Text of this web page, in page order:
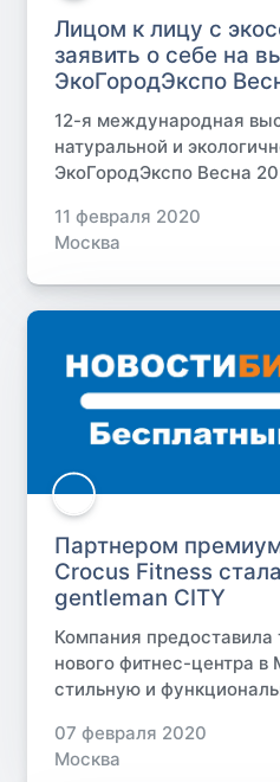
Лицом к лицу с
заявить о себе на
ЭкоГородЭкспо
12-я международная
натуральной и
ЭкоГородЭкспо Весна
11 февраля 2020
Москва
Партнером
Crocus Fitness
gentleman CITY
Компания предоставила
нового фитнес-центра в
стильную и
07 февраля 2020
Москва